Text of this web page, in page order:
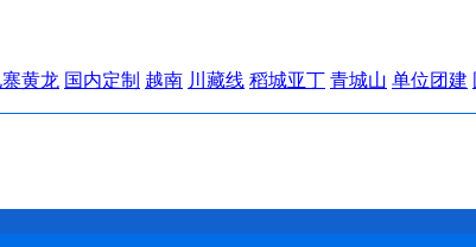
黄龙 国内定制 越南 川藏线 稻城亚丁 青城山 单位团建